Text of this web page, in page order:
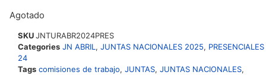
Agotado
SKUJNTURABR2024PRES
Categories JN ABRIL , JUNTAS NACIONALES 2025, PRESENCIALES
24
Tags comisiones de trabajo, JUNTAS, JUNTAS NACIONALES,